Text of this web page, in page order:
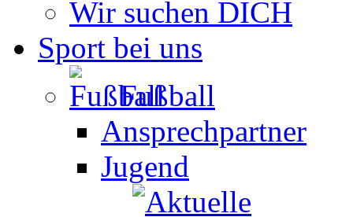
Wir suchen DICH
Sport bei uns
Fußball
Ansprechpartner
Jugend